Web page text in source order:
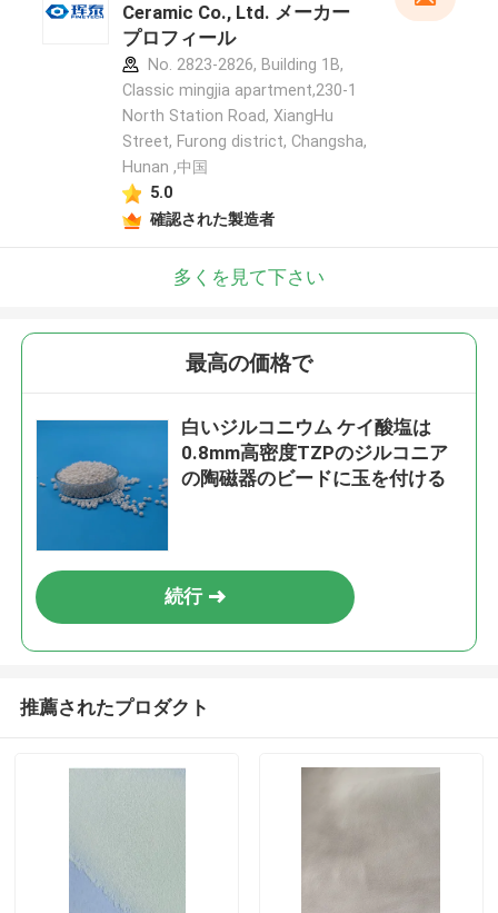
Ceramic Co., Ltd. メーカー
プロフィール
No. 2823-2826, Building 1B,
Classic mingjia apartment,230-1
North Station Road, XiangHu
Street, Furong district, Changsha,
Hunan ,中国
5.0
確認された製造者
多くを見て下さい
最高の価格で
白いジルコニウム ケイ酸塩は
0.8mm高密度TZPのジルコニア
の陶磁器のビードに玉を付ける
続行
推薦されたプロダクト